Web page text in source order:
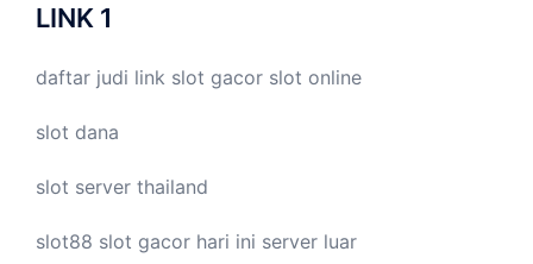
LINK 1
daftar judi link slot gacor slot online
slot dana
slot server thailand
slot88 slot gacor hari ini server luar